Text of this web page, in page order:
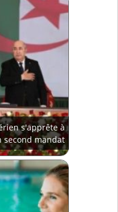
s'apprête à
second mandat